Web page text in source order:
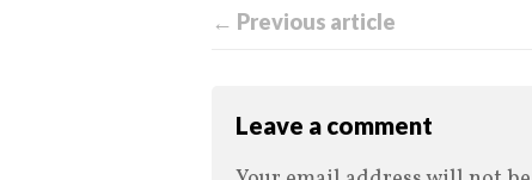
← Previous article
Leave a comment